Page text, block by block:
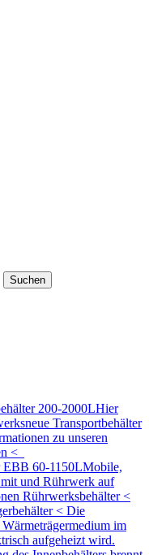
200-2000LHier
Transportbehälter
zu unseren
<
EBB 60-1150LMobile,
und Rührwerk auf
Rührwerksbehälter <
< Die
im
aufgeheizt wird.